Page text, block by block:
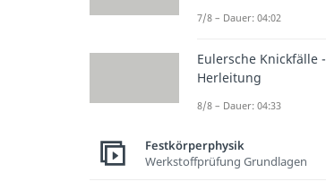
7/8 – Dauer: 04:02
Eulersche Knickfälle -
Herleitung
8/8 – Dauer: 04:33
Festkörperphysik
Werkstoffprüfung Grundlagen